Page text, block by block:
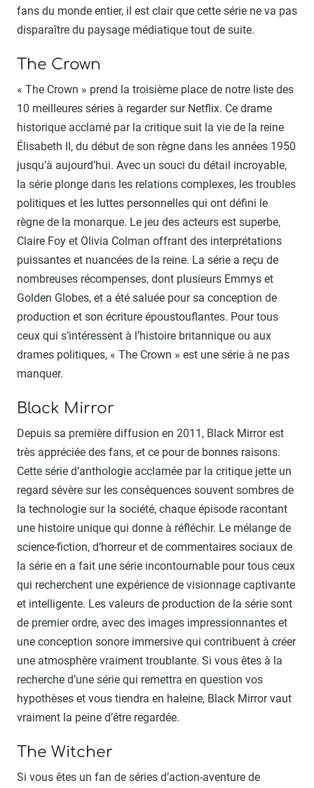
fans du monde entier, il est clair que cette série ne va pas
disparaître du paysage médiatique tout de suite.
The Crown
« The Crown » prend la troisième place de notre liste des
10 meilleures séries à regarder sur Netflix. Ce drame
historique acclamé par la critique suit la vie de la reine
Élisabeth II, du début de son règne dans les années 1950
jusqu’à aujourd’hui. Avec un souci du détail incroyable,
la série plonge dans les relations complexes, les troubles
politiques et les luttes personnelles qui ont défini le
règne de la monarque. Le jeu des acteurs est superbe,
Claire Foy et Olivia Colman offrant des interprétations
puissantes et nuancées de la reine. La série a reçu de
nombreuses récompenses, dont plusieurs Emmys et
Golden Globes, et a été saluée pour sa conception de
production et son écriture époustouflantes. Pour tous
ceux qui s’intéressent à l’histoire britannique ou aux
drames politiques, « The Crown » est une série à ne pas
manquer.
Black Mirror
Depuis sa première diffusion en 2011, Black Mirror est
très appréciée des fans, et ce pour de bonnes raisons.
Cette série d’anthologie acclamée par la critique jette un
regard sévère sur les conséquences souvent sombres de
la technologie sur la société, chaque épisode racontant
une histoire unique qui donne à réfléchir. Le mélange de
science-fiction, d’horreur et de commentaires sociaux de
la série en a fait une série incontournable pour tous ceux
qui recherchent une expérience de visionnage captivante
et intelligente. Les valeurs de production de la série sont
de premier ordre, avec des images impressionnantes et
une conception sonore immersive qui contribuent à créer
une atmosphère vraiment troublante. Si vous êtes à la
recherche d’une série qui remettra en question vos
hypothèses et vous tiendra en haleine, Black Mirror vaut
vraiment la peine d’être regardée.
The Witcher
Si vous êtes un fan de séries d’action-aventure de